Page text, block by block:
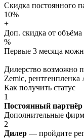
Скидка постоянного
10%
+
Доп. скидка от
%
Первые 3 месяца
Дилерство возможно
Zemic, рентгенпленка
Как получить статус
1
Постоянный партнёр
Дополнительные
2
Дилер — пройдите